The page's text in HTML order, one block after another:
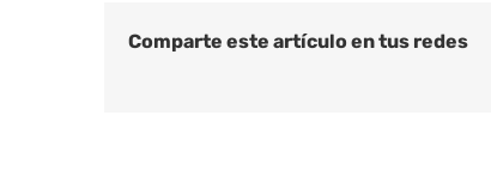
Comparte este artículo en tus redes